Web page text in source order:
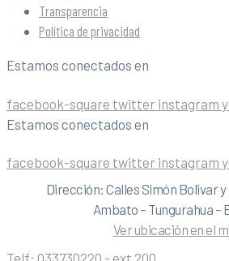
Transparencia
Política de privacidad
Estamos conectados en
facebook-square twitter instagram
Estamos conectados en
facebook-square twitter instagram
Dirección: Calles Simón Bolivar
Ambato – Tungurahua –
Ver ubicación en el